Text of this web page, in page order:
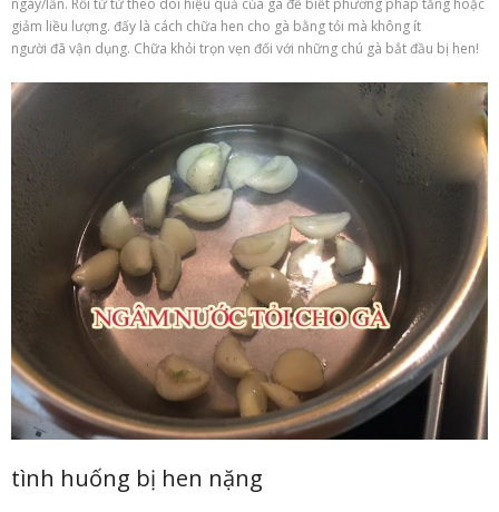
giảm liều lượng. đấy là cách chữa hen cho gà bằng tỏi mà không ít
người đã vận dụng. Chữa khỏi trọn vẹn đối với những chú gà bắt đầu bị hen!
tình huống bị hen nặng